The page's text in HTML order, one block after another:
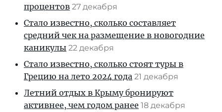
процентов 27 декабря
Стало известно, сколько составляет
средний чек на размещение в новогодние
каникулы 22 декабря
Стало известно, сколько стоят туры в
Грецию на лето 2024 года 21 декабря
Летний отдых в Крыму бронируют
активнее, чем годом ранее 18 декабря